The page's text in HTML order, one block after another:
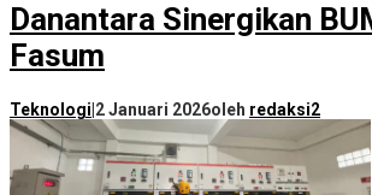
Danantara Sinergikan
Fasum
Teknologi 2 Januari 2026oleh redaksi2